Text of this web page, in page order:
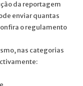
da reportagem
enviar quantas
o regulamento
nas categorias